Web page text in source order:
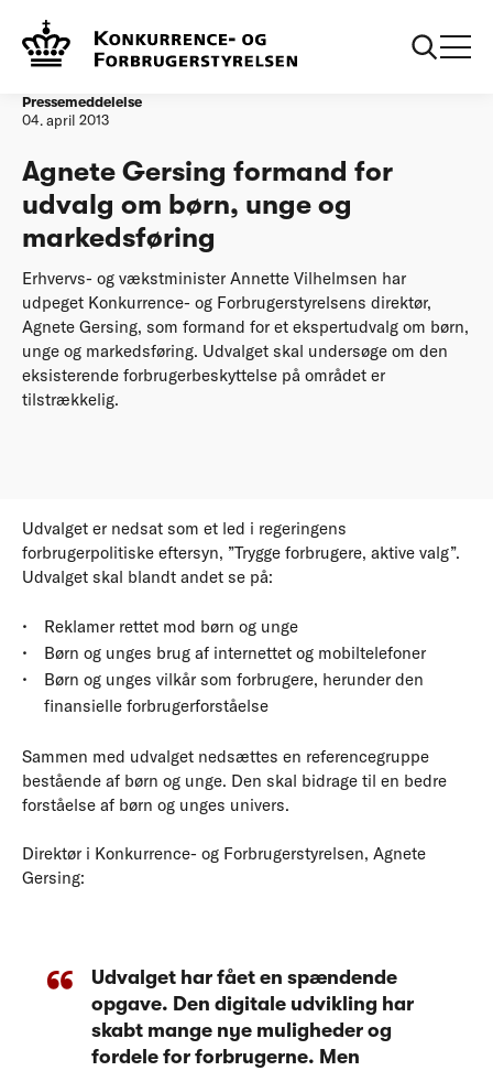
Forside
markedsføring
Pressemeddelelse
04. april 2013
Agnete Gersing formand for
udvalg om børn, unge og
markedsføring
Erhvervs- og vækstminister Annette Vilhelmsen har
udpeget Konkurrence- og Forbrugerstyrelsens direktør,
Agnete Gersing, som formand for et ekspertudvalg om børn,
unge og markedsføring. Udvalget skal undersøge om den
eksisterende forbrugerbeskyttelse på området er
tilstrækkelig.
Udvalget er nedsat som et led i regeringens
forbrugerpolitiske eftersyn, ”Trygge forbrugere, aktive valg”.
Udvalget skal blandt andet se på:
Reklamer rettet mod børn og unge
Børn og unges brug af internettet og mobiltelefoner
Børn og unges vilkår som forbrugere, herunder den
finansielle forbrugerforståelse
Sammen med udvalget nedsættes en referencegruppe
bestående af børn og unge. Den skal bidrage til en bedre
forståelse af børn og unges univers.
Direktør i Konkurrence- og Forbrugerstyrelsen, Agnete
Gersing:
Udvalget har fået en spændende
opgave. Den digitale udvikling har
skabt mange nye muligheder og
fordele for forbrugerne. Men